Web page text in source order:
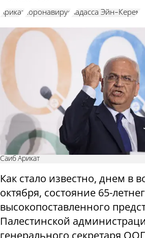
Арикат коронавирус Хадасса Эйн-Керем
Саиб Арикат
Как стало известно, днем в
октября, состояние 65-
высокопоставленного
Палестинской